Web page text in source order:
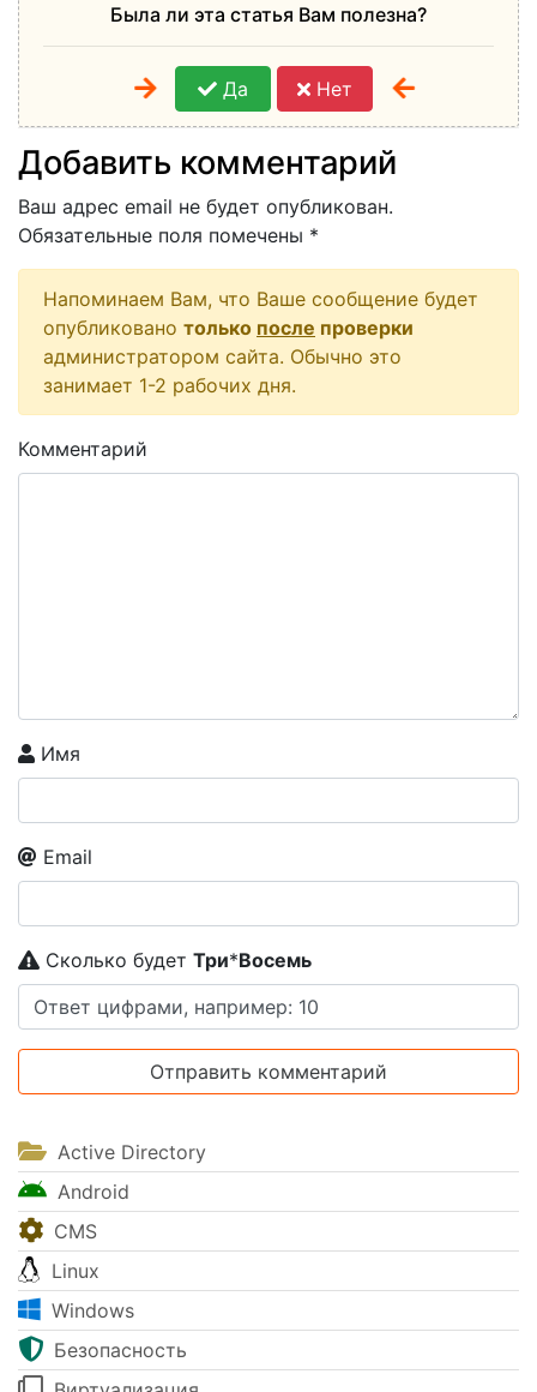
Была ли эта статья Вам полезна?
Да Нет
Добавить комментарий
Ваш адрес email не будет опубликован.
Обязательные поля помечены *
Напоминаем Вам, что Ваше сообщение будет
опубликовано только после проверки
администратором сайта. Обычно это
занимает 1-2 рабочих дня.
Комментарий
Имя
Email
Сколько будет Tpи*Boceмь
Active Directory
Android
CMS
Linux
Windows
Безопасность